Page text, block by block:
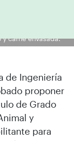
la que patentó un
carne envasada.
de Ingeniería
proponer
de Grado
y
para